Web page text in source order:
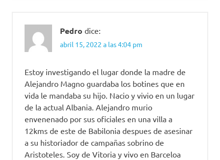
Pedro dice:
abril 15, 2022 a las 4:04 pm
Estoy investigando el lugar donde la madre de
Alejandro Magno guardaba los botines que en
vida le mandaba su hijo. Nacio y vivio en un lugar
de la actual Albania. Alejandro murio
envenenado por sus oficiales en una villa a
12kms de este de Babilonia despues de asesinar
a su historiador de campañas sobrino de
Aristoteles. Soy de Vitoria y vivo en Barceloa